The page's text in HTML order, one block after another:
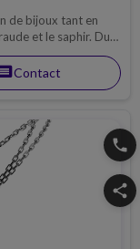
de bijoux tant en
et le saphir. Du
de la bourse du
et un très
achetez votre bijoux
messageContact
phone
share